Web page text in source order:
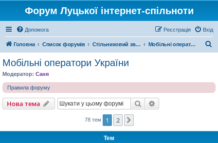
Форум Луцької інтернет-спільноти
Допомога Вхід
Реєстрація
Головна Список форумів Стільниковий зв'язок / Супутникове телебачення Мобільні оператори України
к
Мобільні оператори України
Модератор: Саня
Правила форуму
Нова тема Пошук
78 тем 1 2
Тем